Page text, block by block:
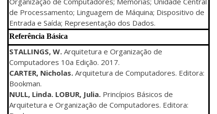
de Processamento; Linguagem de Máquina; Dispositivo de
Entrada e Saída; Representação dos Dados.
Referência Básica
STALLINGS, W. Arquitetura e Organização de
Computadores 10a Edição. 2017.
CARTER, Nicholas. Arquitetura de Computadores. Editora:
Bookman.
NULL, Linda. LOBUR, Julia. Princípios Básicos de
Arquitetura e Organização de Computadores. Editora: